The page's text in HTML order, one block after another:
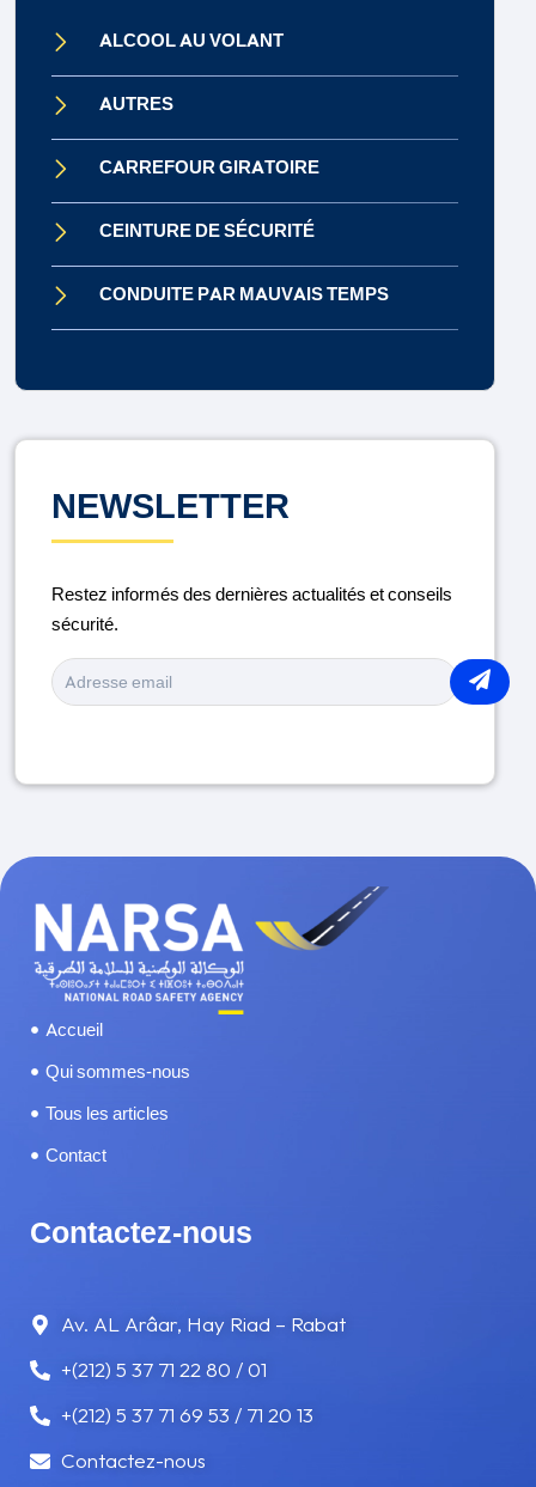
ALCOOL AU VOLANT
AUTRES
CARREFOUR GIRATOIRE
CEINTURE DE SÉCURITÉ
CONDUITE PAR MAUVAIS TEMPS
ENTRETIEN DU VÉHICULE
MÉDICAMENTS ET CONDUITE
PORT DU CASQUE
RAMADAN
SÉCURITÉ ROUTIÈRE
SOMNOLENCE ET FATIGUE
TRAMWAY
VOYAGE
NEWSLETTER
Restez informés des dernières actualités et conseils
sécurité.
Accueil
Qui sommes-nous
Tous les articles
Contact
Contactez-nous
Av. AL Arâar, Hay Riad – Rabat
+(212) 5 37 71 22 80 / 01
+(212) 5 37 71 69 53 / 71 20 13
Contactez-nous